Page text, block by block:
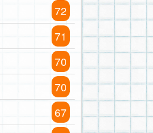
72
71
70
70
67